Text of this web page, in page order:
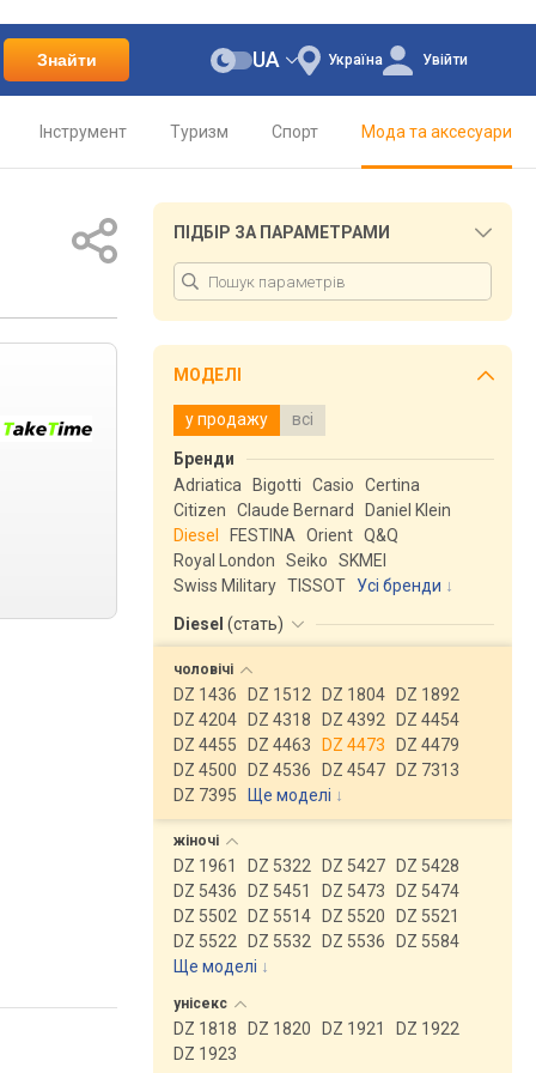
Знайти Україна
UA Увійти
Інструмент Туризм Спорт Мода та аксесуари
ПІДБІР ЗА ПАРАМЕТРАМИ
МОДЕЛІ
у продажу всі
Бренди
Adriatica
Bigotti Casio
Certina
Citizen
Claude Bernard
Daniel Klein
Diesel
FESTINA Orient Q&Q
Royal London
Seiko
SKMEI
Swiss Military TISSOT
Усі бренди
Diesel (стать)
чоловічі
DZ 1436 DZ 1512 DZ 1804
DZ 1892
DZ 4204
DZ 4318 DZ 4392
DZ 4454
DZ 4455
DZ 4463 DZ 4473
DZ 4479
DZ 4500
DZ 4536 DZ 4547
DZ 7313
DZ 7395
Ще моделі ↓
жіночі
DZ 1961 DZ 5322 DZ 5427
DZ 5428
DZ 5436
DZ 5451 DZ 5473
DZ 5474
DZ 5502
DZ 5514 DZ 5520
DZ 5521
DZ 5522
DZ 5532 DZ 5536
DZ 5584
Ще моделі ↓
унісекс
DZ 1818 DZ 1820 DZ 1921
DZ 1922
DZ 1923